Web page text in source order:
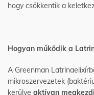
hogy csökkentik a
Hogyan működik a
A Greenman
mikroszervezetek
kerülve aktívan